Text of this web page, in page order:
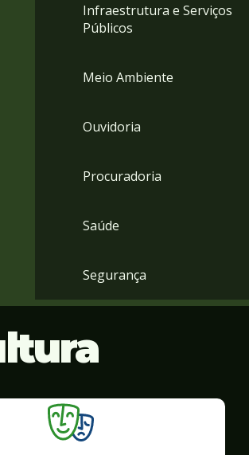
Infraestrutura e Serviços
Públicos
Meio Ambiente
Ouvidoria
Procuradoria
Saúde
Segurança